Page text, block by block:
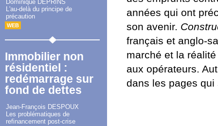
Dominique DEPRINS
L'au-delà du principe de
précaution
WEB
Immobilier non
résidentiel :
redémarrage sur
fond de dettes
Jean-François DESPOUX
Les problématiques de
refinancement post-crise
années qui ont
son avenir.
français et anglo-
marché et la
aux opérateurs.
dans les pages qui